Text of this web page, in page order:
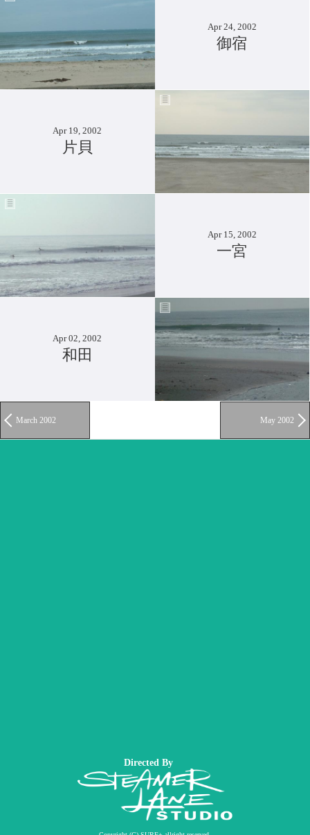
Apr 24, 2002
御宿
Apr 19, 2002
片貝
Apr 15, 2002
一宮
Apr 02, 2002
和田
March 2002 May 2002
Directed By